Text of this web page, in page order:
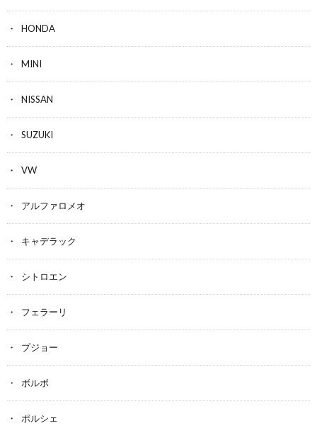
HONDA
MINI
NISSAN
SUZUKI
VW
アルファロメオ
キャデラック
シトロエン
フェラーリ
プジョー
ボルボ
ポルシェ